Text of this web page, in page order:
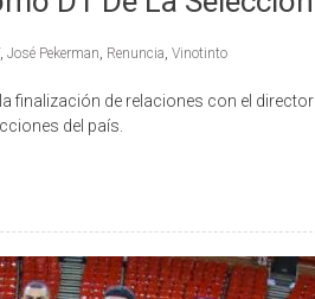
, José Pekerman, Renuncia, Vinotinto
finalización de relaciones con el director
del país.